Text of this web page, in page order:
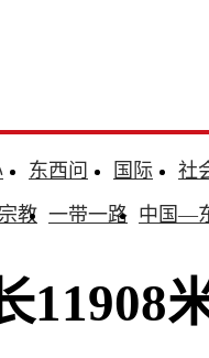
东西问 国际
社
宗教 一带一路 中国—
11908